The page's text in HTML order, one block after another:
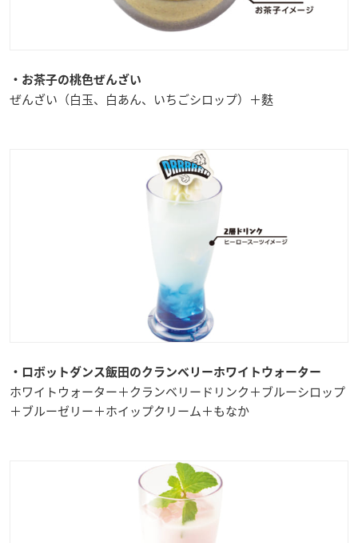
・お茶子の桃色ぜんざい
ぜんざい（白玉、白あん、いちごシロップ）＋麩
・ロボットダンス飯田のクランベリーホワイトウォーター
ホワイトウォーター＋クランベリードリンク＋ブルーシロップ
＋ブルーゼリー＋ホイップクリーム＋もなか